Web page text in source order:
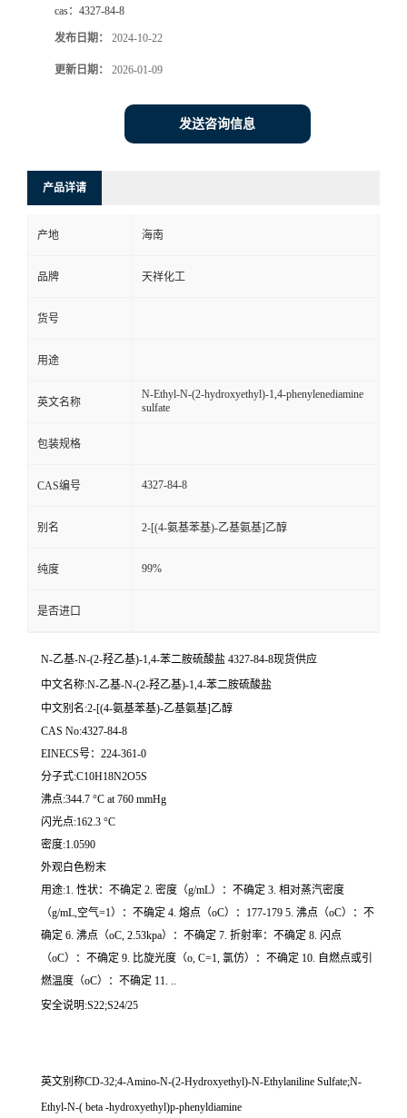
cas： 4327-84-8
发布日期： 2024-10-22
更新日期： 2026-01-09
发送咨询信息
产品详请
产地 海南
品牌 天祥化工
货号
用途
英文名称
N-Ethyl-N-(2-hydroxyethyl)-1,4-phenylenediamine
sulfate
包装规格
CAS编号 4327-84-8
别名 2-[(4-氨基苯基)-乙基氨基]乙醇
纯度 99%
是否进口
N-乙基-N-(2-羟乙基)-1,4-苯二胺硫酸盐 4327-84-8现货供应
中文名称:N-乙基-N-(2-羟乙基)-1,4-苯二胺硫酸盐
中文别名:2-[(4-氨基苯基)-乙基氨基]乙醇
CAS No:4327-84-8
EINECS号：224-361-0
分子式:C10H18N2O5S
沸点:344.7 °C at 760 mmHg
闪光点:162.3 °C
密度:1.0590
外观白色粉末
用途:1. 性状：不确定 2. 密度（g/mL）：不确定 3. 相对蒸汽密度
（g/mL,空气=1）：不确定 4. 熔点（oC）：177-179 5. 沸点（oC）：不
确定 6. 沸点（oC, 2.53kpa）：不确定 7. 折射率：不确定 8. 闪点
（oC）：不确定 9. 比旋光度（o, C=1, 氯仿）：不确定 10. 自燃点或引
燃温度（oC）：不确定 11. ..
安全说明:S22;S24/25
英文别称CD-32;4-Amino-N-(2-Hydroxyethyl)-N-Ethylaniline Sulfate;N-
Ethyl-N-( beta -hydroxyethyl)p-phenyldiamine